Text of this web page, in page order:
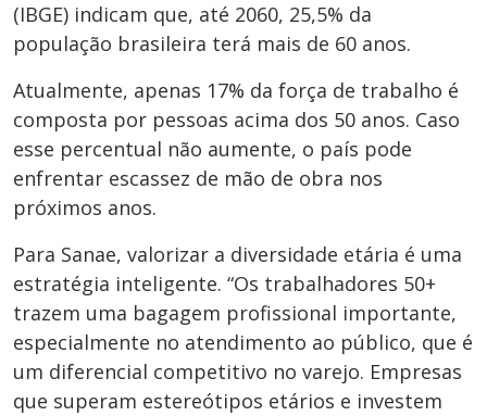
(IBGE) indicam que, até 2060, 25,5% da
população brasileira terá mais de 60 anos.
Atualmente, apenas 17% da força de trabalho é
composta por pessoas acima dos 50 anos. Caso
esse percentual não aumente, o país pode
enfrentar escassez de mão de obra nos
próximos anos.
Para Sanae, valorizar a diversidade etária é uma
estratégia inteligente. “Os trabalhadores 50+
trazem uma bagagem profissional importante,
especialmente no atendimento ao público, que é
um diferencial competitivo no varejo. Empresas
que superam estereótipos etários e investem